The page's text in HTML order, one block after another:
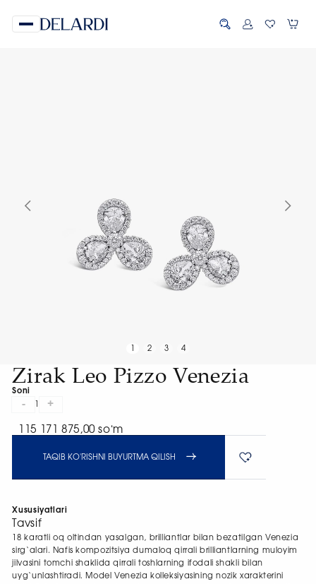
2 3 4
Zirak Leo Pizzo Venezia
Soni
- +
115 171 875,00 soʻm
TAQIB KO'RISHNI BUYURTMA QILISH
Xususiyatlari
Tavsif
18 karatli oq oltindan yasalgan, brilliantlar bilan bezatilgan Venezia
sirg‘alari. Nafis kompozitsiya dumaloq qirrali brilliantlarning muloyim
jilvasini tomchi shaklida qirrali toshlarning ifodali shakli bilan
uyg‘unlashtiradi. Model Venezia kolleksiyasining nozik xarakterini